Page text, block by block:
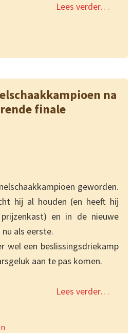
Lees verder…
na
finale
geworden.
hij al houden (en heeft hij
en in de nieuwe
als eerste.
wel een beslissingsdriekamp
aan te pas komen.
Lees verder…